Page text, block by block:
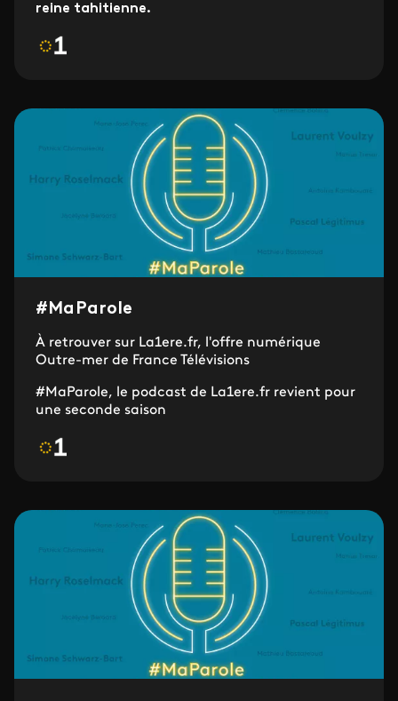
reine tahitienne.
#MaParole
À retrouver sur La1ere.fr, l'offre numérique
Outre-mer de France Télévisions
#MaParole, le podcast de La1ere.fr revient pour
une seconde saison